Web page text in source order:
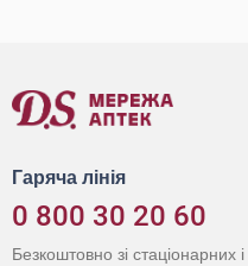
Гаряча лінія
0 800 30 20 60
Безкоштовно зі стаціонарних і